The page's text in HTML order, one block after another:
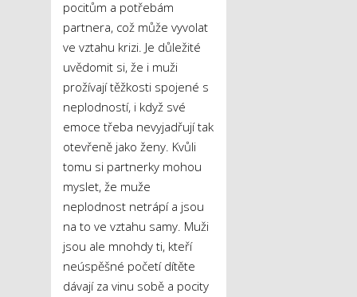
pocitům a potřebám
partnera, což může vyvolat
ve vztahu krizi. Je důležité
uvědomit si, že i muži
prožívají těžkosti spojené s
neplodností, i když své
emoce třeba nevyjadřují tak
otevřeně jako ženy. Kvůli
tomu si partnerky mohou
myslet, že muže
neplodnost netrápí a jsou
na to ve vztahu samy. Muži
jsou ale mnohdy ti, kteří
neúspěšné početí dítěte
dávají za vinu sobě a pocity